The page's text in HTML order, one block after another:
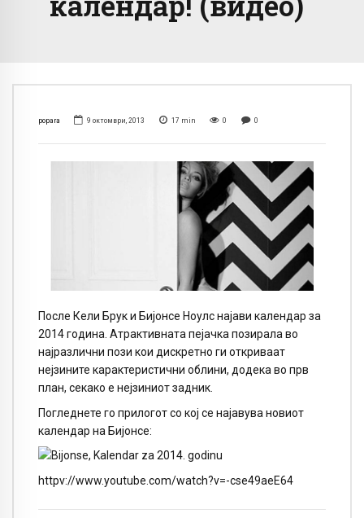
popara 9 октомври, 2013 17 min 0 0
После Кели Брук и Бијонсе Ноулс најави календар за
2014 година. Атрактивната пејачка позирала во
најразлични пози кои дискретно ги откриваат
нејзините карактеристични облини, додека во прв
план, секако е нејзиниот задник.
Погледнете го прилогот со кој се најавува новиот
календар на Бијонсе:
httpv://www.youtube.com/watch?v=-cse49aeE64